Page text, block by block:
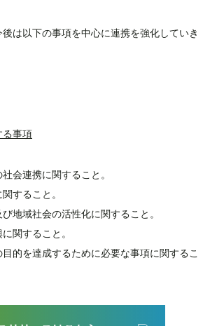
は以下の事項を中心に連携を強化していき
事項
会連携に関すること。
すること。
び地域社会の活性化に関すること。
関すること。
目的を達成するために必要な事項に関するこ